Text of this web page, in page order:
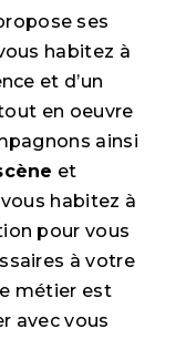
ses
habitez à
et d’un
en oeuvre
ainsi
et
habitez à
pour vous
à votre
métier est
avec vous